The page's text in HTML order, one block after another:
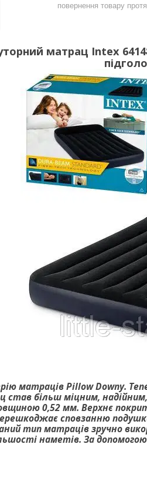
повернення товару
матрац Intex
матраців Pillow Downy.
більш міцним,
0,52 мм. Верхнє
сповзанню
тип матраців зручно
наметів. За